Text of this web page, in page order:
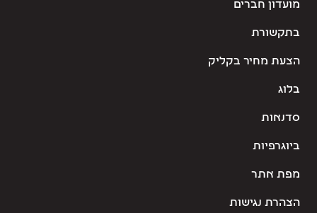
מועדון חברים
בתקשורת
הצעת מחיר בקליק
בלוג
סדנאות
ביוגרפיות
מפת אתר
הצהרת נגישות